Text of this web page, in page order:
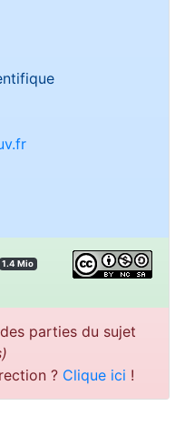
1.4 Mio
parties du sujet
? Clique ici !